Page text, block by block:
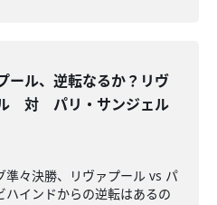
ール、逆転なるか？リヴ
対 パリ・サンジェル
準々決勝、リヴァプール vs パ
ハインドからの逆転はあるの